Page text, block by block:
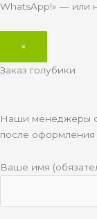
WhatsApp!» — или
×
Заказ голубики
Наши менеджеры
после оформления
Ваше имя